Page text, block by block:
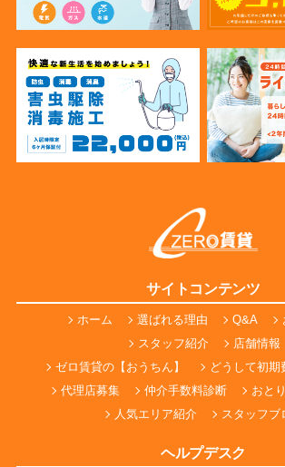
サイトコンテンツ
ホーム 選ばれる理由 Q&A
スタッフ紹介
店舗情報
ゼロ賃貸の【おうちん】
どうして初期
代理店募集
仲介手数料診断
おと
人気エリア紹介
スタッフブ
ヘルプデスク